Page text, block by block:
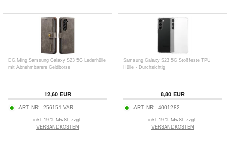
DG.Ming Samsung Galaxy S23 5G Lederhülle
mit Abnehmbarere Geldbörse
12,60EUR
ART. NR.: 256151-VAR
inkl. 19 % MwSt. zzgl.
VERSANDKOSTEN
Samsung Galaxy S23 5G Stoßfeste TPU
Hülle - Durchsichtig
8,80EUR
ART. NR.: 4001282
inkl. 19 % MwSt. zzgl.
VERSANDKOSTEN